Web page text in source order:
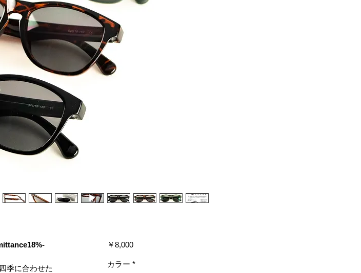
季に合わせた
￥8,000価
カラー *